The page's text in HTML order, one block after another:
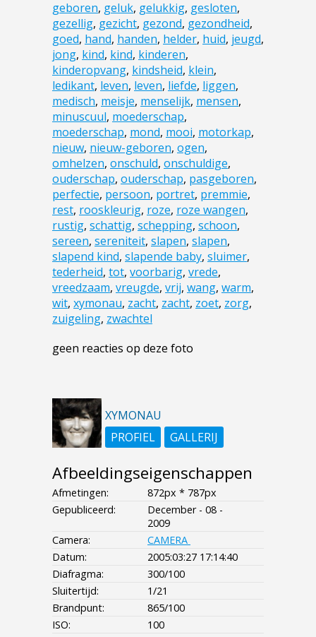
geboren, geluk, gelukkig, gesloten,
gezellig, gezicht, gezond, gezondheid,
goed, hand, handen, helder, huid, jeugd,
jong, kind, kind, kinderen,
kinderopvang, kindsheid, klein,
ledikant, leven, leven, liefde, liggen,
medisch, meisje, menselijk, mensen,
minuscuul, moederschap,
moederschap, mond, mooi, motorkap,
nieuw, nieuw-geboren, ogen,
omhelzen, onschuld, onschuldige,
ouderschap, ouderschap, pasgeboren,
perfectie, persoon, portret, premmie,
rest, rooskleurig, roze, roze wangen,
rustig, schattig, schepping, schoon,
sereen, sereniteit, slapen, slapen,
slapend kind, slapende baby, sluimer,
tederheid, tot, voorbarig, vrede,
vreedzaam, vreugde, vrij, wang, warm,
wit, xymonau, zacht, zacht, zoet, zorg,
zuigeling, zwachtel
geen reacties op deze foto
XYMONAU
PROFIEL
GALLERIJ
Afbeeldingseigenschappen
Afmetingen:
872px * 787px
Gepubliceerd:
December - 08 -
2009
Camera:
CAMERA
Datum:
2005:03:27 17:14:40
Diafragma:
300/100
Sluitertijd:
1/21
Brandpunt:
865/100
ISO:
100